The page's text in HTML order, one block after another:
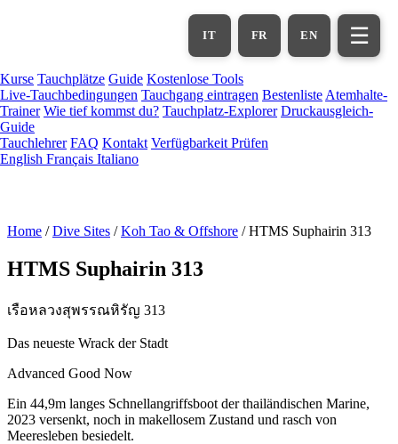
EN
FR
IT ☰
Kurse Tauchplätze Guide Kostenlose Tools
Live-Tauchbedingungen Tauchgang eintragen Bestenliste Atemhalte-
Trainer Wie tief kommst du? Tauchplatz-Explorer Druckausgleich-
Guide
Tauchlehrer FAQ Kontakt Verfügbarkeit Prüfen
English Français Italiano
Home / Dive Sites / Koh Tao & Offshore / HTMS Suphairin 313
HTMS Suphairin 313
เรือหลวงสุพรรณหิรัญ 313
Das neueste Wrack der Stadt
Advanced Good Now
Ein 44,9m langes Schnellangriffsboot der thailändischen Marine,
2023 versenkt, noch in makellosem Zustand und rasch von
Meeresleben besiedelt.